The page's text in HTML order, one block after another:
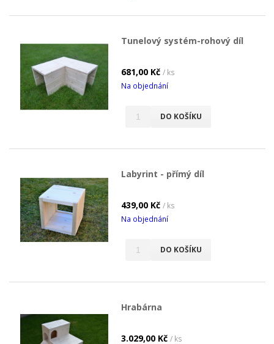
Tunelový systém-rohový díl
681,00 Kč / ks
Na objednání
DO KOŠÍKU
Labyrint - přímý díl
439,00 Kč / ks
Na objednání
DO KOŠÍKU
Hrabárna
3.029,00 Kč / ks